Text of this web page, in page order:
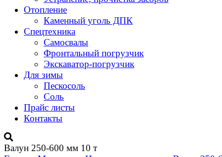
Отопление
Каменный уголь ДПК
Спецтехника
Самосвалы
Фронтальный погрузчик
Экскаватор-погрузчик
Для зимы
Пескосоль
Соль
Прайс листы
Контакты
Валун 250-600 мм 10 т